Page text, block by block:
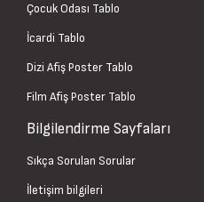
Çocuk Odası Tablo
İcardi Tablo
Dizi Afiş Poster Tablo
Film Afiş Poster Tablo
Bilgilendirme Sayfaları
Sıkça Sorulan Sorular
İletişim bilgileri